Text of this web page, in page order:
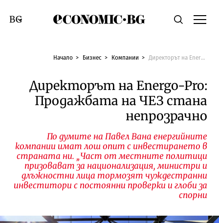
Economic.bgТърсене
Смяна на език
Начало Бизнес Компании Директорът на Energo-Pro: Продажбата на ЧЕЗ стана непрозрачно
Директорът на Energo-Pro:
Продажбата на ЧЕЗ стана
непрозрачно
По думите на Павел Вана енергийните
компании имат лош опит с инвестирането в
страната ни. „Част от местните политици
призовават за национализация, министри и
длъжностни лица тормозят чуждестранни
инвеститори с постоянни проверки и глоби за
спорни